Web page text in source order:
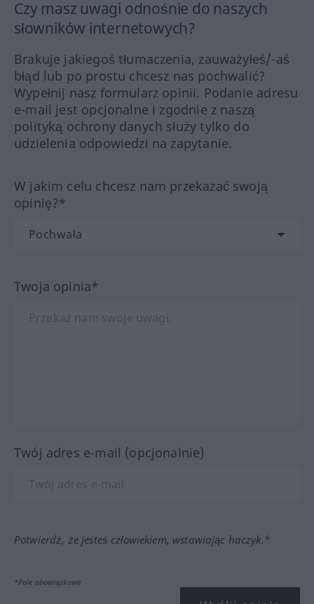
Czy masz uwagi odnośnie do naszych
słowników internetowych?
Brakuje jakiegoś tłumaczenia, zauważyłeś/-aś
błąd lub po prostu chcesz nas pochwalić?
Wypełnij nasz formularz opinii. Podanie adresu
e-mail jest opcjonalne i zgodnie z naszą
polityką ochrony danych służy tylko do
udzielenia odpowiedzi na zapytanie.
W jakim celu chcesz nam przekazać swoją
opinię?*
Twoja opinia*
Twój adres e-mail (opcjonalnie)
Potwierdź, że jesteś człowiekiem, wstawiając haczyk.*
*Pole obowiązkowe